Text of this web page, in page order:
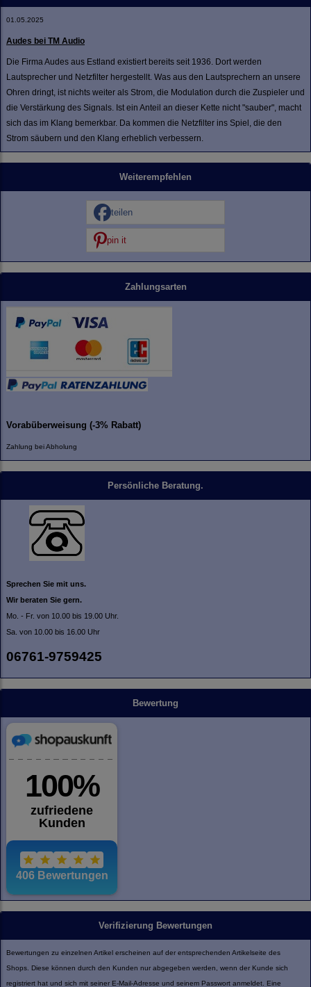
01.05.2025
Audes bei TM Audio
Die Firma Audes aus Estland existiert bereits seit 1936. Dort werden
Lautsprecher und Netzfilter hergestellt. Was aus den Lautsprechern an unsere
Ohren dringt, ist nichts weiter als Strom, die Modulation durch die Zuspieler und
die Verstärkung des Signals. Ist ein Anteil an dieser Kette nicht "sauber", macht
sich das im Klang bemerkbar. Da kommen die Netzfilter ins Spiel, die den
Strom säubern und den Klang erheblich verbessern.
Weiterempfehlen
teilen
pin it
Zahlungsarten
Vorabüberweisung (-3% Rabatt)
Zahlung bei Abholung
Persönliche Beratung.
Sprechen Sie mit uns.
Wir beraten Sie gern.
Mo. - Fr. von 10.00 bis 19.00 Uhr.
Sa. von 10.00 bis 16.00 Uhr
06761-9759425
Bewertung
Verifizierung Bewertungen
Bewertungen zu einzelnen Artikel erscheinen auf der entsprechenden Artikelseite des
Shops. Diese können durch den Kunden nur abgegeben werden, wenn der Kunde sich
registriert hat und sich mit seiner E-Mail-Adresse und seinem Passwort anmeldet. Eine